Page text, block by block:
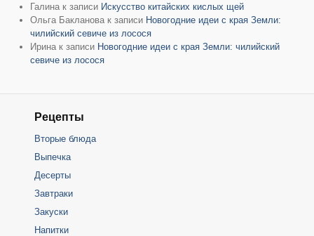
Галина к записи Искусство китайских кислых щей
Ольга Бакланова к записи Новогодние идеи с края Земли:
чилийский севиче из лосося
Ирина к записи Новогодние идеи с края Земли: чилийский
севиче из лосося
Рецепты
Вторые блюда
Выпечка
Десерты
Завтраки
Закуски
Напитки